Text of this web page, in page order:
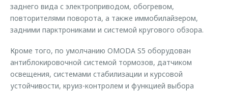
заднего вида с электроприводом, обогревом,
повторителями поворота, а также иммобилайзером,
задними парктрониками и системой кругового обзора.
Кроме того, по умолчанию OMODA S5 оборудован
антиблокировочной системой тормозов, датчиком
освещения, системами стабилизации и курсовой
устойчивости, круиз-контролем и функцией выбора